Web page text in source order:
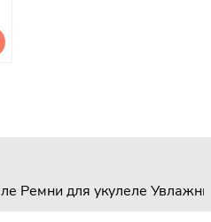
Ремни для укулеле